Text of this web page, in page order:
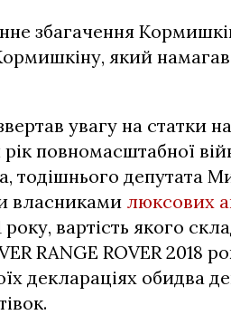
збагачення
який
увагу на статки
повномасштабної
тодішнього депутата
власниками люксових
року, вартість якого
RANGE ROVER 2018
деклараціях обидва